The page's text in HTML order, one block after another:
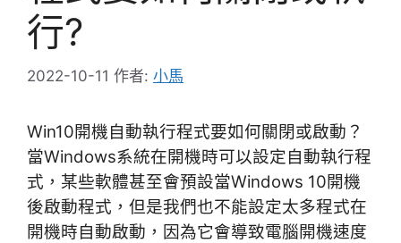
行?
2022-10-11 作者: 小馬
Win10開機自動執行程式要如何關閉或啟動？
當Windows系統在開機時可以設定自動執行程
式 ，某些軟體甚至會預設當Windows 10開機
後啟動程式， 但是我們也不能設定太多程式在
開機時自動啟動，因為它會導致電腦開機速度